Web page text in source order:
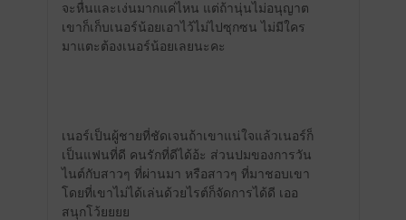
จะหื่นและเง่นมากแค่ไหน แต่ถ้านุ่นไม่อนุญาต
เขาก็เก็บเนอร์น้อยเอาไว้ไม่ไปซุกซน ไม่มีใคร
มาแตะต้องเนอร์น้อยเลยนะคะ
เนอร์เป็นผู้ชายที่ชัดเจนถ้าเขาแน่ใจแล้วเนอร์ก็
เป็นแฟนที่ดี คนรักที่ดีได้อ้ะ ส่วนปมของการวัน
ไนต์กับสาวๆ ที่ผ่านมา หรือสาวๆ ที่มาชอบเขา
โดยที่เขาไม่ได้เล่นด้วยไรต์ก็จัดการได้ดี เออ
สนุกโว้ยยยย